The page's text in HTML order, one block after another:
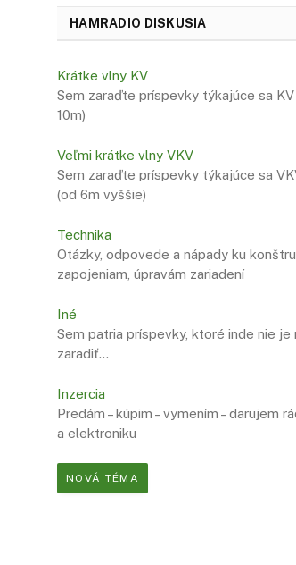
HAMRADIO DISKUSIA
Krátke vlny KV
Sem zaraďte príspevky týkajúce sa
10m)
Veľmi krátke vlny VKV
Sem zaraďte príspevky týkajúce sa
(od 6m vyššie)
Technika
Otázky, odpovede a nápady ku
zapojeniam, úpravám zariadení
Iné
Sem patria príspevky, ktoré inde nie je
zaradiť…
Inzercia
Predám – kúpim – vymením – darujem
a elektroniku
NOVÁ TÉMA